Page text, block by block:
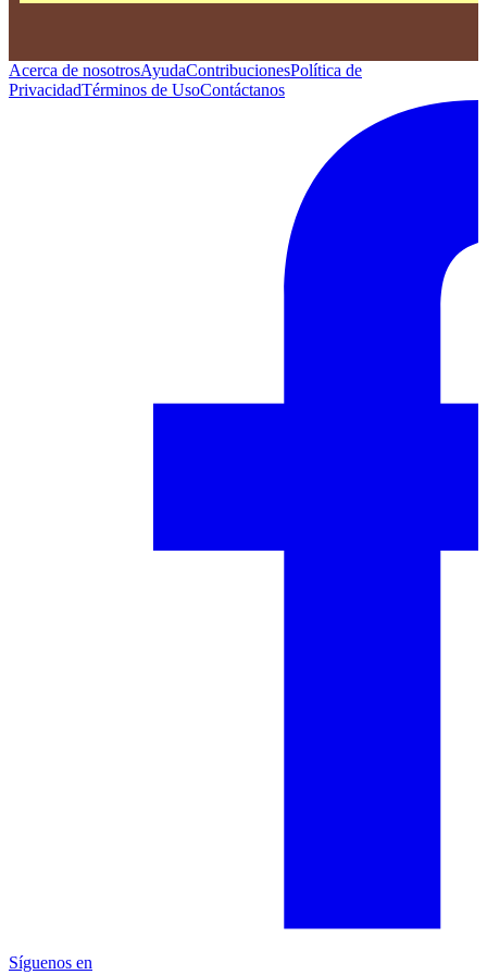
Acerca de nosotrosAyudaContribucionesPolítica de
PrivacidadTérminos de UsoContáctanos
Síguenos en